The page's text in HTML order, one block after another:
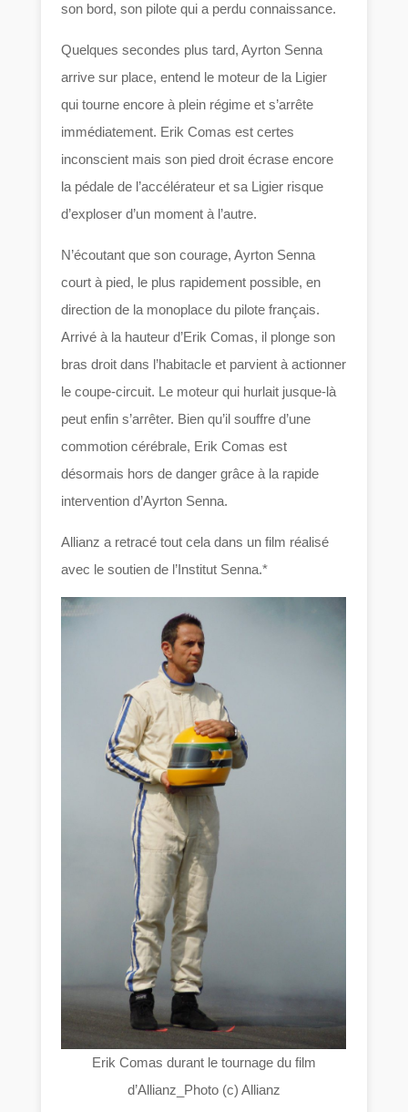
son bord, son pilote qui a perdu connaissance.
Quelques secondes plus tard, Ayrton Senna
arrive sur place, entend le moteur de la Ligier
qui tourne encore à plein régime et s’arrête
immédiatement. Erik Comas est certes
inconscient mais son pied droit écrase encore
la pédale de l’accélérateur et sa Ligier risque
d’exploser d’un moment à l’autre.
N’écoutant que son courage, Ayrton Senna
court à pied, le plus rapidement possible, en
direction de la monoplace du pilote français.
Arrivé à la hauteur d’Erik Comas, il plonge son
bras droit dans l’habitacle et parvient à actionner
le coupe-circuit. Le moteur qui hurlait jusque-là
peut enfin s’arrêter. Bien qu’il souffre d’une
commotion cérébrale, Erik Comas est
désormais hors de danger grâce à la rapide
intervention d’Ayrton Senna.
Allianz a retracé tout cela dans un film réalisé
avec le soutien de l’Institut Senna.*
Erik Comas durant le tournage du film
d’Allianz_Photo (c) Allianz